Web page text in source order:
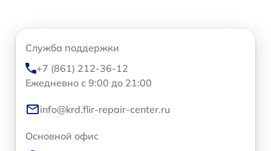
Служба поддержки
+7 (861) 212-36-12
Ежедневно с 9:00 до 21:00
info@krd.flir-repair-center.ru
Основной офис